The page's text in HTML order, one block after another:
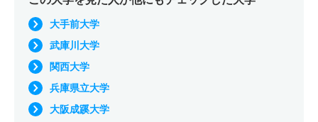
大手前大学
武庫川大学
関西大学
兵庫県立大学
大阪成蹊大学